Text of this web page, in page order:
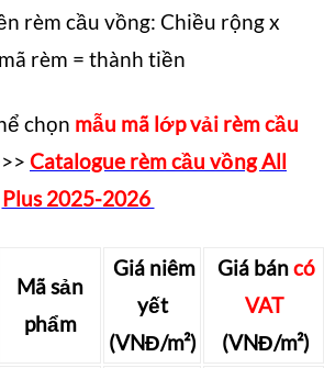
rèm cầu vồng: Chiều rộng x
rèm = thành tiền
chọn mẫu mã lớp vải rèm cầu
Catalogue rèm cầu vồng All
Plus 2025-2026
Mã sản
phẩm
Giá niêm
yết
(VNĐ/m²)
Giá báncó
VAT
(VNĐ/m²)